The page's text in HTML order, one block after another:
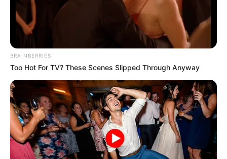
BRAINBERRIES
Too Hot For TV? These Scenes Slipped Through Anyway